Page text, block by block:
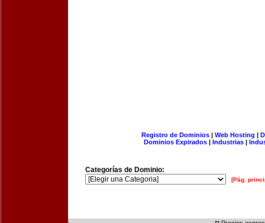
Registro de Dominios| Web Hosting |
Dominios Expirados | Industrias |
Categorías de Dominio:
[Pág.